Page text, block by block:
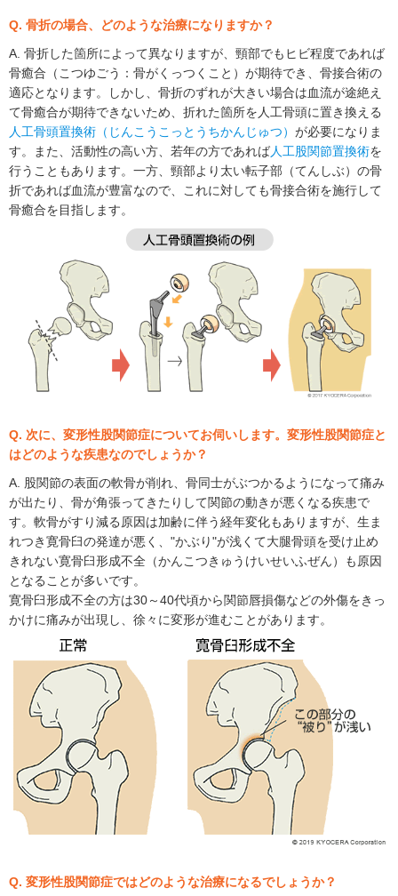
Q. 骨折の場合、どのような治療になりますか？
A. 骨折した箇所によって異なりますが、頸部でもヒビ程度であれば
骨癒合（こつゆごう：骨がくっつくこと）が期待でき、骨接合術の
適応となります。しかし、骨折のずれが大きい場合は血流が途絶え
て骨癒合が期待できないため、折れた箇所を人工骨頭に置き換える
人工骨頭置換術（じんこうこっとうちかんじゅつ） が必要になりま
す。また、活動性の高い方、若年の方であれば人工股関節置換術を
行うこともあります。一方、頸部より太い転子部（てんしぶ）の骨
折であれば血流が豊富なので、これに対しても骨接合術を施行して
骨癒合を目指します。
Q. 次に、変形性股関節症についてお伺いします。変形性股関節症と
はどのような疾患なのでしょうか？
A. 股関節の表面の軟骨が削れ、骨同士がぶつかるようになって痛み
が出たり、骨が角張ってきたりして関節の動きが悪くなる疾患で
す。軟骨がすり減る原因は加齢に伴う経年変化もありますが、生ま
れつき寛骨臼の発達が悪く、"かぶり"が浅くて大腿骨頭を受け止め
きれない寛骨臼形成不全（かんこつきゅうけいせいふぜん）も原因
となることが多いです。
寛骨臼形成不全の方は30～40代頃から関節唇損傷などの外傷をきっ
かけに痛みが出現し、徐々に変形が進むことがあります。
Q. 変形性股関節症ではどのような治療になるでしょうか？